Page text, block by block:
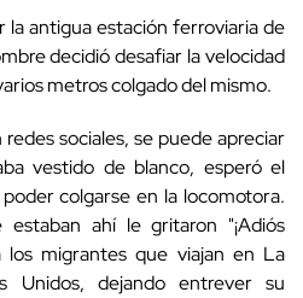
la antigua estación ferroviaria de
decidió desafiar la velocidad
metros colgado del mismo.
sociales, se puede apreciar
vestido de blanco, esperó el
colgarse en la locomotora.
estaban ahí le gritaron "¡Adiós
los migrantes que viajan en La
Unidos, dejando entrever su